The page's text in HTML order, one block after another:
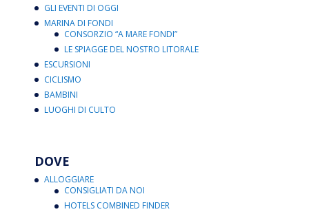
GLI EVENTI DI OGGI
MARINA DI FONDI
CONSORZIO “A MARE FONDI”
LE SPIAGGE DEL NOSTRO LITORALE
ESCURSIONI
CICLISMO
BAMBINI
LUOGHI DI CULTO
DOVE
ALLOGGIARE
CONSIGLIATI DA NOI
HOTELS COMBINED FINDER